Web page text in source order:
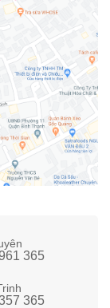
365
365